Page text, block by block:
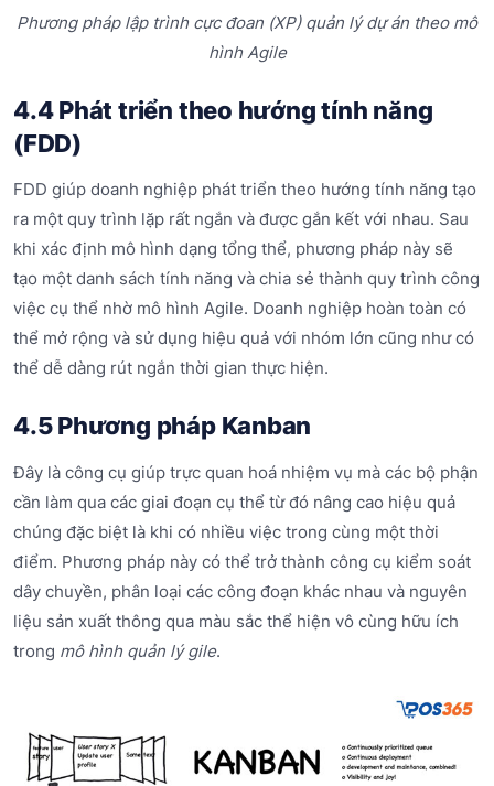
Phương pháp lập trình cực đoan (XP) quản lý dự án theo mô
hình Agile
4.4 Phát triển theo hướng tính năng
(FDD)
FDD giúp doanh nghiệp phát triển theo hướng tính năng tạo
ra một quy trình lặp rất ngắn và được gắn kết với nhau. Sau
khi xác định mô hình dạng tổng thể, phương pháp này sẽ
tạo một danh sách tính năng và chia sẻ thành quy trình công
việc cụ thể nhờ mô hình Agile. Doanh nghiệp hoàn toàn có
thể mở rộng và sử dụng hiệu quả với nhóm lớn cũng như có
thể dễ dàng rút ngắn thời gian thực hiện.
4.5 Phương pháp Kanban
Đây là công cụ giúp trực quan hoá nhiệm vụ mà các bộ phận
cần làm qua các giai đoạn cụ thể từ đó nâng cao hiệu quả
chúng đặc biệt là khi có nhiều việc trong cùng một thời
điểm. Phương pháp này có thể trở thành công cụ kiểm soát
dây chuyền, phân loại các công đoạn khác nhau và nguyên
liệu sản xuất thông qua màu sắc thể hiện vô cùng hữu ích
trong mô hình quản lý gile.